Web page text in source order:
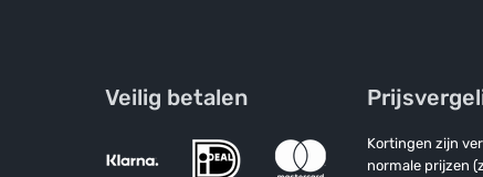
Veilig betalen
Kortingen zijn
normale prijzen